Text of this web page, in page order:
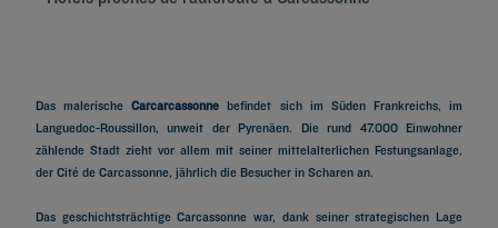
Das malerischeCarcarcassonne befindet sich im Süden Frankreichs, im
Languedoc-Roussillon, unweit der Pyrenäen. Die rund 47.000 Einwohner
zählende Stadt zieht vor allem mit seiner mittelalterlichen Festungsanlage,
der Cité de Carcassonne, jährlich die Besucher in Scharen an.
Das geschichtsträchtige Carcassonne war, dank seiner strategischen Lage